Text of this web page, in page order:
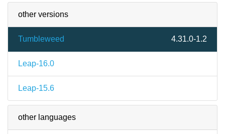
other versions
Tumbleweed 4.31.0-1.2
Leap-16.0
Leap-15.6
other languages